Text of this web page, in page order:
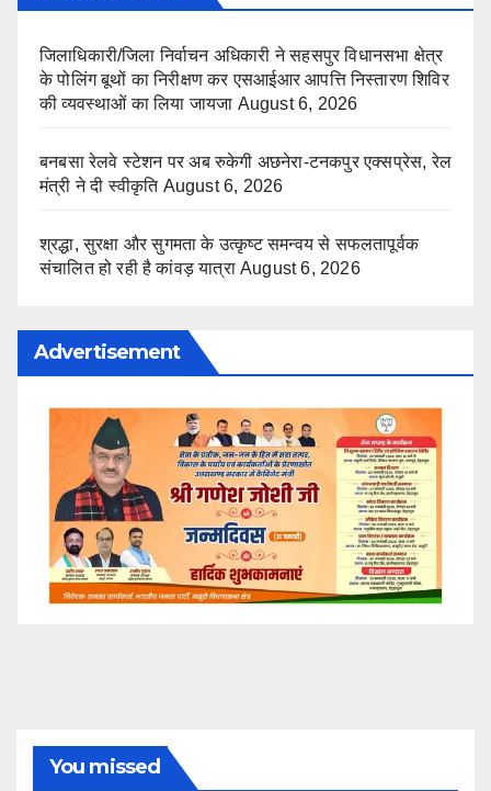
जिलाधिकारी/जिला निर्वाचन अधिकारी ने सहसपुर विधानसभा क्षेत्र
के पोलिंग बूथों का निरीक्षण कर एसआईआर आपत्ति निस्तारण शिविर
की व्यवस्थाओं का लिया जायजा August 6, 2026
बनबसा रेलवे स्टेशन पर अब रुकेगी अछनेरा-टनकपुर एक्सप्रेस, रेल
मंत्री ने दी स्वीकृति August 6, 2026
श्रद्धा, सुरक्षा और सुगमता के उत्कृष्ट समन्वय से सफलतापूर्वक
संचालित हो रही है कांवड़ यात्रा August 6, 2026
Advertisement
You missed